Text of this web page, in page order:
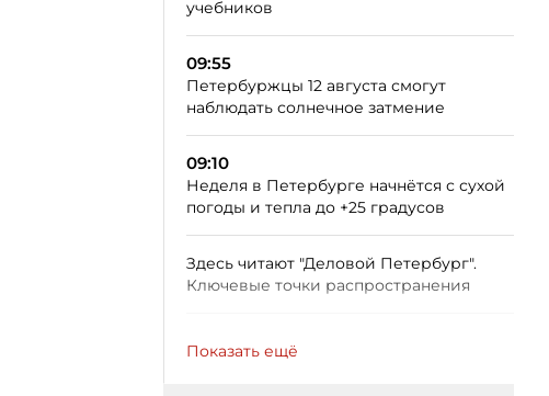
учебников
09:55
Петербуржцы 12 августа смогут
наблюдать солнечное затмение
09:10
Неделя в Петербурге начнётся с сухой
погоды и тепла до +25 градусов
Здесь читают "Деловой Петербург".
Ключевые точки распространения
Показать ещё